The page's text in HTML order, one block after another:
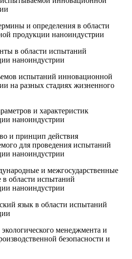
и определения в области
продукции наноиндустрии
в области испытаний
наноиндустрии
испытаний инновационной
на разных стадиях жизненного
и характеристик
наноиндустрии
и принцип действия
для проведения испытаний
наноиндустрии
и межгосударственные
области испытаний
наноиндустрии
язык в области испытаний
менеджмента и
безопасности и